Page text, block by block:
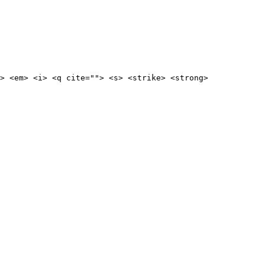
<i> <q cite=""> <s> <strike> <strong>